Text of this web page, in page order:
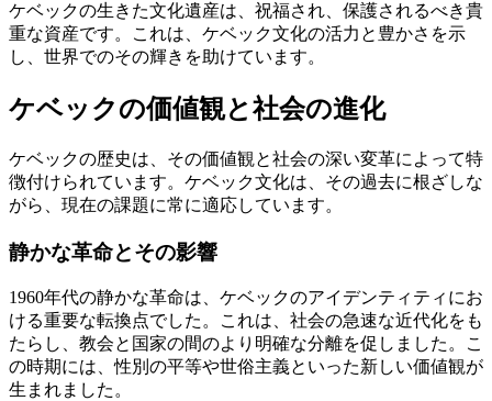
ケベックの生きた文化遺産は、祝福され、保護されるべき貴
重な資産です。これは、ケベック文化の活力と豊かさを示
し、世界でのその輝きを助けています。
ケベックの価値観と社会の進化
ケベックの歴史は、その価値観と社会の深い変革によって特
徴付けられています。ケベック文化は、その過去に根ざしな
がら、現在の課題に常に適応しています。
静かな革命とその影響
1960年代の静かな革命は、ケベックのアイデンティティにお
ける重要な転換点でした。これは、社会の急速な近代化をも
たらし、教会と国家の間のより明確な分離を促しました。こ
の時期には、性別の平等や世俗主義といった新しい価値観が
生まれました。